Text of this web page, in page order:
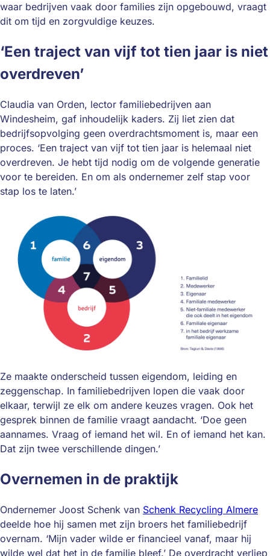
waar bedrijven vaak door families zijn opgebouwd, vraagt
dit om tijd en zorgvuldige keuzes.
‘Een traject van vijf tot tien jaar is niet
overdreven’
Claudia van Orden, lector familiebedrijven aan
Windesheim, gaf inhoudelijk kaders. Zij liet zien dat
bedrijfsopvolging geen overdrachtsmoment is, maar een
proces. ‘Een traject van vijf tot tien jaar is helemaal niet
overdreven. Je hebt tijd nodig om de volgende generatie
voor te bereiden. En om als ondernemer zelf stap voor
stap los te laten.’
Ze maakte onderscheid tussen eigendom, leiding en
zeggenschap. In familiebedrijven lopen die vaak door
elkaar, terwijl ze elk om andere keuzes vragen. Ook het
gesprek binnen de familie vraagt aandacht. ‘Doe geen
aannames. Vraag of iemand het wil. En of iemand het kan.
Dat zijn twee verschillende dingen.’
Overnemen in de praktijk
Ondernemer Joost Schenk van Schenk Recycling Almere
deelde hoe hij samen met zijn broers het familiebedrijf
overnam. ‘Mijn vader wilde er financieel vanaf, maar hij
wilde wel dat het in de familie bleef.’ De overdracht verliep